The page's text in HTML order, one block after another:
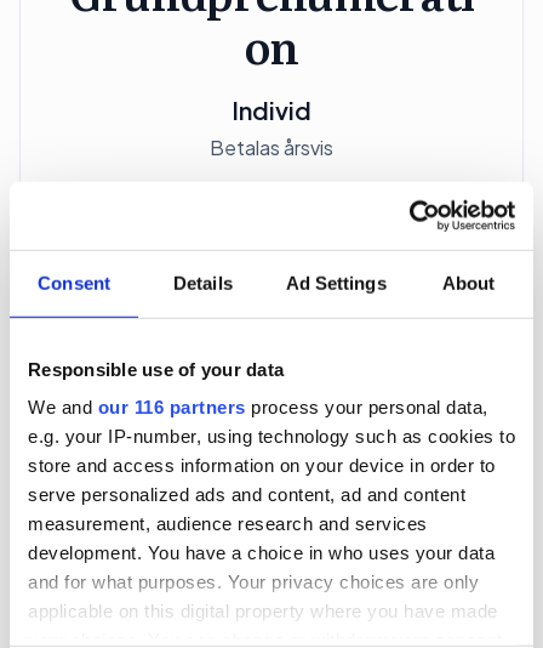
Consent Details Ad Settings About
Responsible use of your data
We and our 116 partners process your personal data,
e.g. your IP-number, using technology such as cookies to
store and access information on your device in order to
serve personalized ads and content, ad and content
measurement, audience research and services
development. You have a choice in who uses your data
and for what purposes. Your privacy choices are only
applicable on this digital property where you have made
on
Individ
Betalas årsvis
För en mottagare
40 utgåvor under ett år
*Moms (6 %) ingår i alla priser.